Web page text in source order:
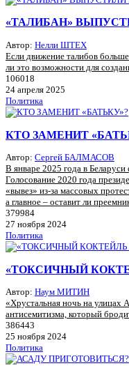
«ТАЛИБАН»
Автор: Нелли ШТЕХ
Если движение талибов
ли это возможности для
106018
24 апреля 2025
Политика
КТО ЗАМЕНИТ
Автор: Сергей БАЛМАСОВ
В январе 2025 года в
Голосование 2020 года
«вывез» из-за массовых
а главное – оставит ли
379984
27 ноября 2024
Политика
«ТОКСИЧНЫЙ
Автор: Наум МИТИН
«Хрустальная ночь на улицах
антисемитизма, который
386443
25 ноября 2024
Политика